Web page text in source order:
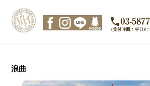
content
浪曲